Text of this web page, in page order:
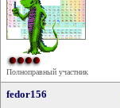
Полноправный участник
fedor156